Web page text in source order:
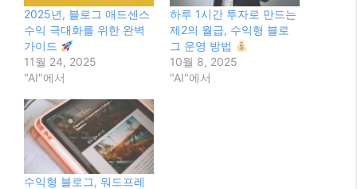
2025년, 블로그 애드센스
수익 극대화를 위한 완벽
가이드
11월 24, 2025
"AI"에서
하루 1시간 투자로 만드는
제2의 월급, 수익형 블로
그 운영 방법
10월 8, 2025
"AI"에서
수익형 블로그, 워드프레